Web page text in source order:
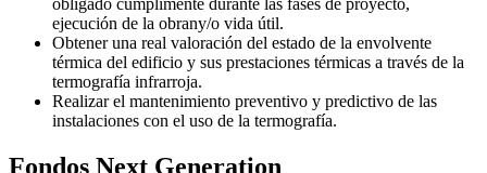
obligado cumplimente durante las fases de proyecto,
ejecución de la obrany/o vida útil.
Obtener una real valoración del estado de la envolvente
térmica del edificio y sus prestaciones térmicas a través de la
termografía infrarroja.
Realizar el mantenimiento preventivo y predictivo de las
instalaciones con el uso de la termografía.
Fondos Next Generation